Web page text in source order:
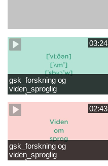
03:24
gsk_forskning og
viden_sproglig
læsevanskeligheder.mp402:43
gsk_forskning og
viden_sproglig
forståelse_Støt dit barns